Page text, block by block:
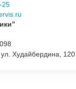
ул. Худайбердина, 120
25